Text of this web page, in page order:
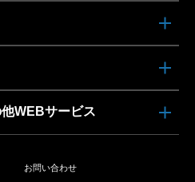
WEBサービス
お問い合わせ